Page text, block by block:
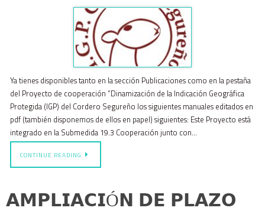
Ya tienes disponibles tanto en la sección Publicaciones como en la pestaña
del Proyecto de cooperación “Dinamización de la Indicación Geográfica
Protegida (IGP) del Cordero Segureño los siguientes manuales editados en
pdf (también disponemos de ellos en papel) siguientes: Este Proyecto está
integrado en la Submedida 19.3 Cooperación junto con…
CONTINUE READING
𝗔𝗠𝗣𝗟𝗜𝗔𝗖𝗜Ó𝗡 𝗗𝗘 𝗣𝗟𝗔𝗭𝗢